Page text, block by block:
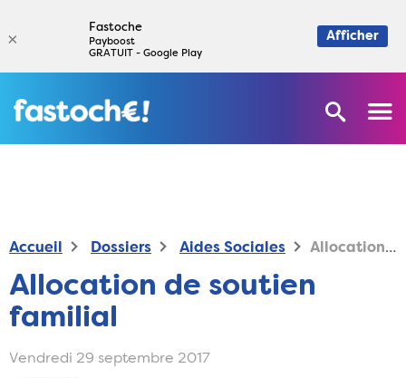
Accueil Dossiers Aides Sociales Allocation de soutien familial
Allocation de soutien
familial
Vendredi 29 septembre 2017
×
Fastoche
Payboost
GRATUIT - Google Play
Afficher